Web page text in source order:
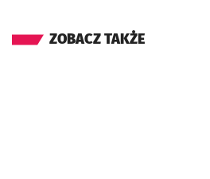
ZOBACZ TAKŻE